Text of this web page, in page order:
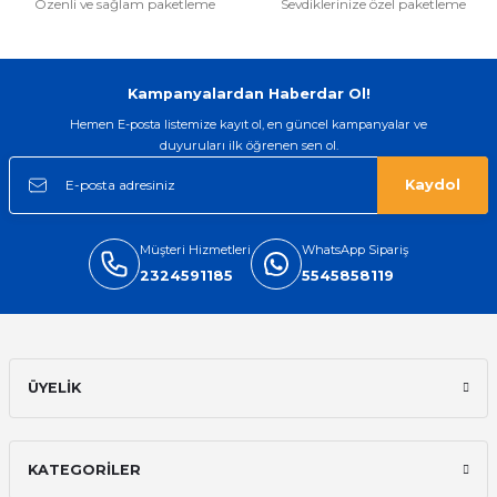
Özenli ve sağlam paketleme Sevdiklerinize özel paketleme
Kampanyalardan Haberdar Ol!
Hemen E-posta listemize kayıt ol, en güncel kampanyalar ve
duyuruları ilk öğrenen sen ol.
Kaydol
Müşteri Hizmetleri
2324591185
WhatsApp Sipariş
5545858119
ÜYELİK
KATEGORİLER